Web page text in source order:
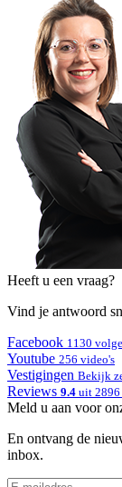
Heeft u een vraag?
Vind je antwoord
Facebook 1130
Youtube 256 video's
Vestigingen Bekijk
Reviews 9.4 uit 2896
Meld u aan voor
En ontvang de
inbox.